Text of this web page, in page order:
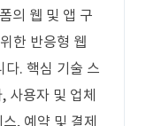
의 웹 및 앱 구
한 반응형 웹
. 핵심 기술 스
사용자 및 업체
, 예약 및 결제